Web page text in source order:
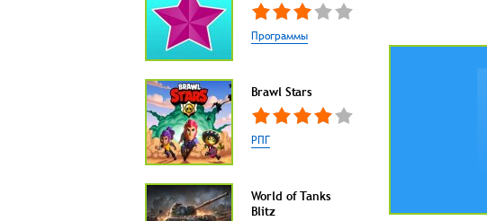
Программы
Brawl Stars
РПГ
World of Tanks
Blitz